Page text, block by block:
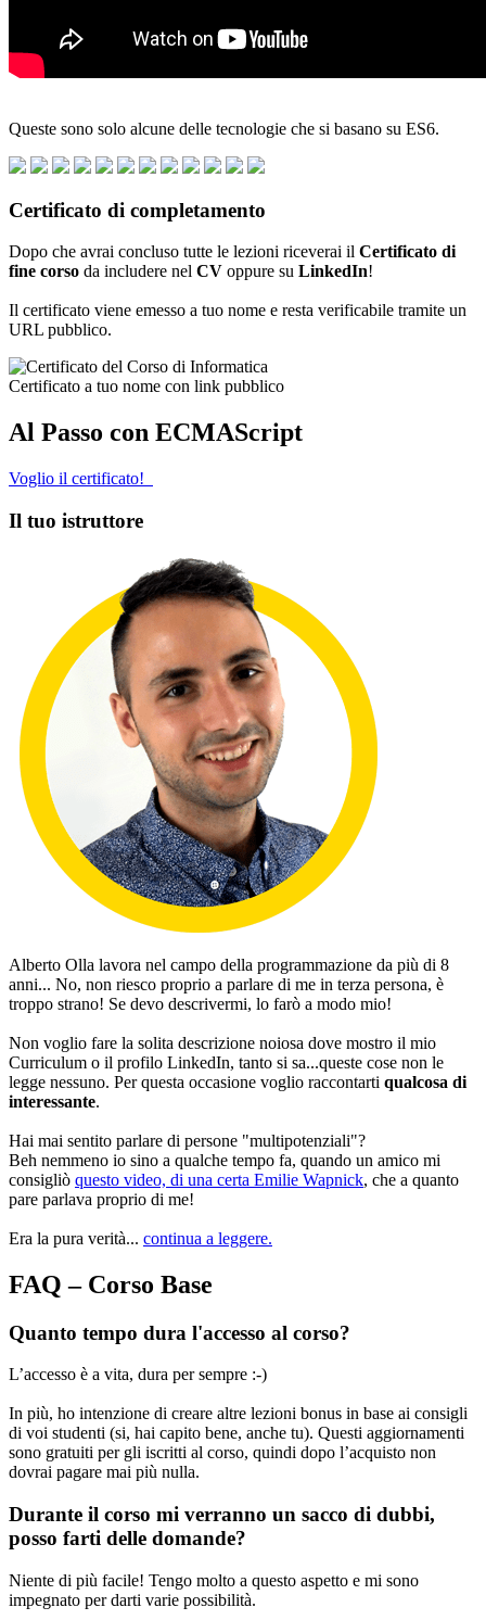
Queste sono solo alcune delle tecnologie che si basano su ES6.
Certificato di completamento
Dopo che avrai concluso tutte le lezioni riceverai il Certificato di
fine corso da includere nel CV oppure su LinkedIn!
Il certificato viene emesso a tuo nome e resta verificabile tramite un
URL pubblico.
Certificato a tuo nome con link pubblico
Al Passo con ECMAScript
Voglio il certificato!
Il tuo istruttore
Alberto Olla lavora nel campo della programmazione da più di 8
anni... No, non riesco proprio a parlare di me in terza persona, è
troppo strano! Se devo descrivermi, lo farò a modo mio!
Non voglio fare la solita descrizione noiosa dove mostro il mio
Curriculum o il profilo LinkedIn, tanto si sa...queste cose non le
legge nessuno. Per questa occasione voglio raccontarti qualcosa di
interessante.
Hai mai sentito parlare di persone "multipotenziali"?
Beh nemmeno io sino a qualche tempo fa, quando un amico mi
consigliò questo video, di una certa Emilie Wapnick, che a quanto
pare parlava proprio di me!
Era la pura verità... continua a leggere.
FAQ – Corso Base
Quanto tempo dura l'accesso al corso?
L’accesso è a vita, dura per sempre :-)
In più, ho intenzione di creare altre lezioni bonus in base ai consigli
di voi studenti (si, hai capito bene, anche tu). Questi aggiornamenti
sono gratuiti per gli iscritti al corso, quindi dopo l’acquisto non
dovrai pagare mai più nulla.
Durante il corso mi verranno un sacco di dubbi,
posso farti delle domande?
Niente di più facile! Tengo molto a questo aspetto e mi sono
impegnato per darti varie possibilità.